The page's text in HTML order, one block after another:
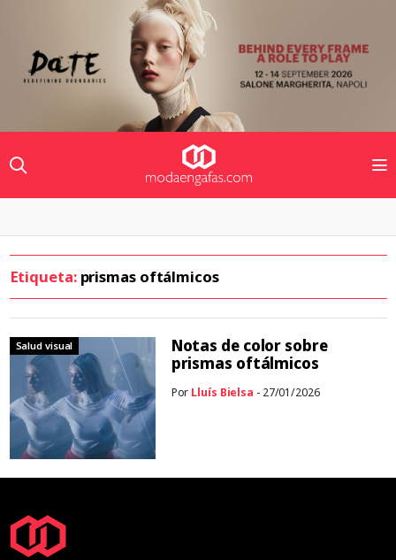
Etiqueta: prismas oftálmicos
Salud visual
Notas de color sobre
prismas oftálmicos
Por Lluís Bielsa - 27/01/2026